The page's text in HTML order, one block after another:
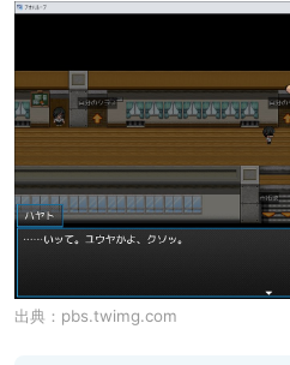
出典： pbs.twimg.com